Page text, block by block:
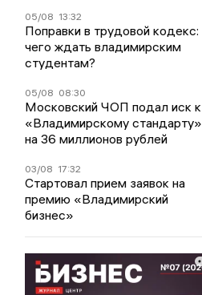
05/08 13:32
Поправки в трудовой кодекс:
чего ждать владимирским
студентам?
05/08 08:30
Московский ЧОП подал иск к
«Владимирскому стандарту»
на 36 миллионов рублей
03/08 17:32
Стартовал прием заявок на
премию «Владимирский
бизнес»